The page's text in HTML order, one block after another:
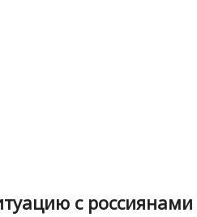
с россиянами